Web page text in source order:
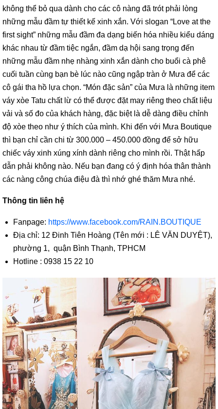
không thể bỏ qua dành cho các cô nàng đã trót phải lòng
những mẫu đầm tự thiết kế xinh xắn. Với slogan “Love at the
first sight” những mẫu đầm đa dạng biến hóa nhiều kiểu dáng
khác nhau từ đầm tiệc ngắn, đầm dạ hội sang trọng đến
những mẫu đầm nhẹ nhàng xinh xắn dành cho buổi cà phê
cuối tuần cùng bạn bè lúc nào cũng ngập tràn ở Mưa để các
cô gái tha hồ lựa chọn. “Món đặc sản” của Mưa là những item
váy xòe Tatu chất lừ có thể được đặt may riêng theo chất liệu
vải và số đo của khách hàng, đặc biệt là dễ dàng điều chỉnh
độ xòe theo như ý thích của mình. Khi đến với Mưa Boutique
thì bạn chỉ cần chi từ 300.000 – 450.000 đồng để sở hữu
chiếc váy xinh xúng xính dành riêng cho mình rồi. Thật hấp
dẫn phải không nào. Nếu bạn đang có ý định hóa thân thành
các nàng công chúa điệu đà thì nhớ ghé thăm Mưa nhé.
Thông tin liên hệ
Fanpage: https://www.facebook.com/RAIN.BOUTIQUE
Địa chỉ: 12 Đinh Tiên Hoàng (Tên mới : LÊ VĂN DUYỆT),
phường 1, quận Bình Thạnh, TPHCM
Hotline : 0938 15 22 10